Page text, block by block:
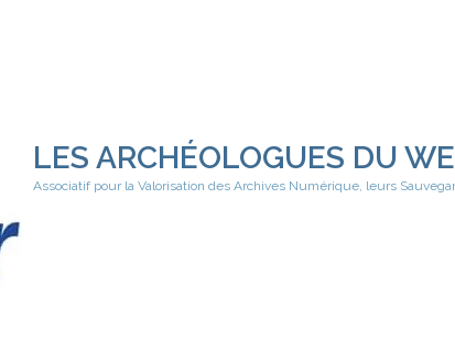
LES ARCHÉOLOGUES DU
Associatif pour la Valorisation des Archives Numérique, leurs